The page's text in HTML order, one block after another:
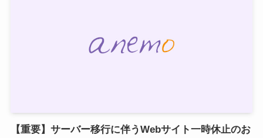
【重要】サーバー移行に伴うWebサイト一時休止のお